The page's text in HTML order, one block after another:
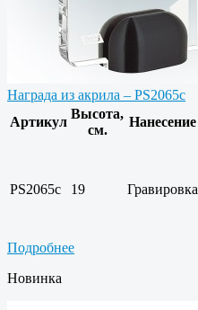
Награда из акрила – PS2065c
Артикул
Высота,
см.
Нанесение
PS2065c 19 Гравировка
Подробнее
Новинка